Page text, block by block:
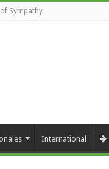
Sympathy
International